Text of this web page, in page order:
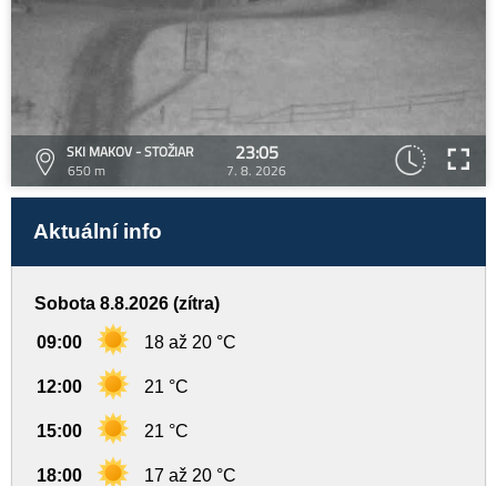
SKI MAKOV - STOŽIAR
650 m
23:05
7. 8. 2026
Aktuální info
Sobota 8.8.2026 (zítra)
09:00 18 až 20 °C
12:00 21 °C
15:00 21 °C
18:00 17 až 20 °C